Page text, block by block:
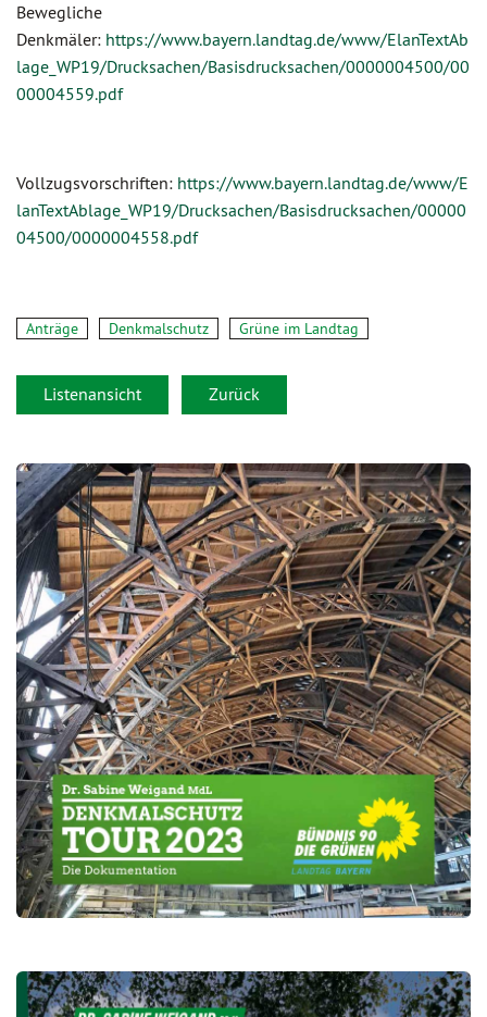
Bewegliche
Denkmäler: https://www.bayern.landtag.de/www/ElanTextAb
lage_WP19/Drucksachen/Basisdrucksachen/0000004500/00
00004559.pdf
Vollzugsvorschriften: https://www.bayern.landtag.de/www/E
lanTextAblage_WP19/Drucksachen/Basisdrucksachen/00000
04500/0000004558.pdf
Anträge Denkmalschutz Grüne im Landtag
Listenansicht Zurück